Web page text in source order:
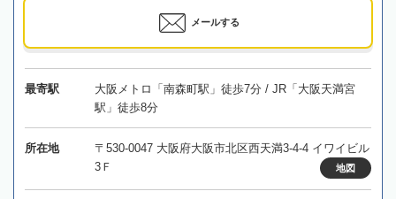
メールする
最寄駅
大阪メトロ「南森町駅」徒歩7分 / JR「大阪天満宮
駅」徒歩8分
所在地
〒530-0047 大阪府大阪市北区西天満3-4-4 イワイビル
3Ｆ
地図